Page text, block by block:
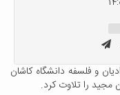
و فلسفه دانشگاه کاشان
مجید را تلاوت کرد.